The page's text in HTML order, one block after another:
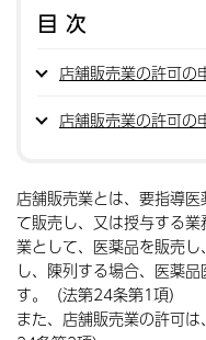
目次
店舗販売業の許可の
店舗販売業の許可の
店舗販売業とは、要指導
て販売し、又は授与する業
業として、医薬品を販売
し、陳列する場合、医薬
す。（法第24条第1項）
また、店舗販売業の許可